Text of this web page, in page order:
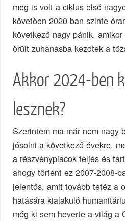
meg is volt a ciklus első
követően 2020-ban szinte
következő nagy pánik,
őrült zuhanásba kezdtek a
Akkor 2024-ben
lesznek?
Szerintem ma már nem nagy
jósolni a következő évekre,
a részvénypiacok teljes és
ahogy történt ez 2007-2008-
jelentős, amit tovább tetéz a
hatására kialakuló
még ki sem heverte a világ a